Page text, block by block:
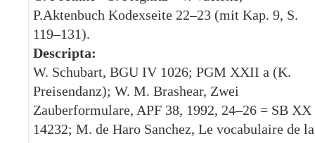
P.Aktenbuch Kodexseite 22–23 (mit Kap. 9, S.
119–131).
Descripta:
W. Schubart, BGU IV 1026; PGM XXII a (K.
Preisendanz); W. M. Brashear, Zwei
Zauberformulare, APF 38, 1992, 24–26 = SB XX
14232; M. de Haro Sanchez, Le vocabulaire de la